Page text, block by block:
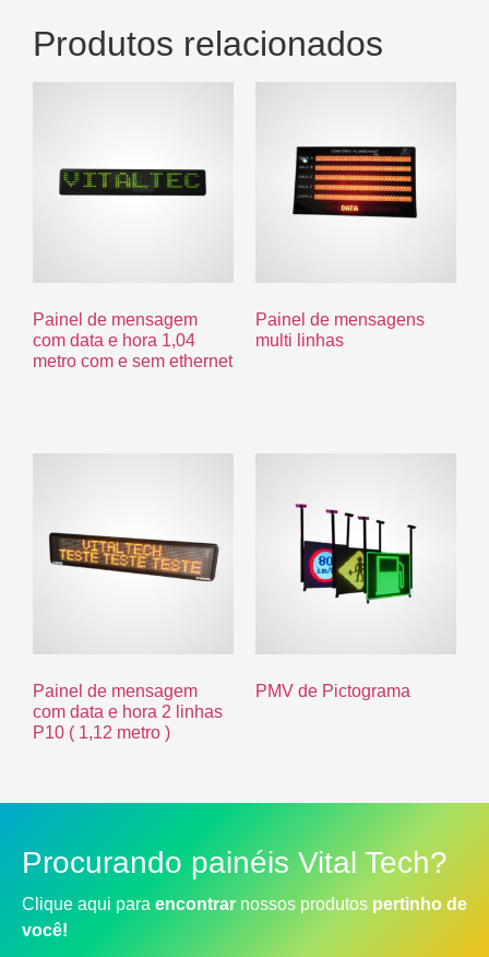
Produtos relacionados
Painel de mensagem
com data e hora 1,04
metro com e sem ethernet
Painel de mensagens
multi linhas
Painel de mensagem
com data e hora 2 linhas
P10 ( 1,12 metro )
PMV de Pictograma
Procurando painéis Vital Tech?
Clique aqui para encontrar nossos produtos pertinho de
você!